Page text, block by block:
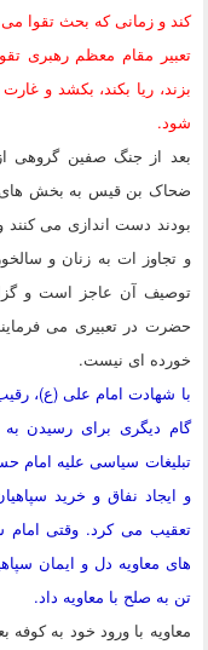
کند و زمانی که بحث تقوا
تعبیر مقام معظم رهبری
بزند، ریا بکند، بکشد و
شود.
بعد از جنگ صفین گروهی
ضحاک بن قیس به بخش های
بودند دست اندازی می
و تجاوز ات به زنان و
توصیف آن عاجز است و
حضرت در تعبیری می
خورده ای نیست.
با شهادت امام علی (ع)،
گام دیگری برای رسیدن
تبلیغات سیاسی علیه امام
و ایجاد نفاق و خرید
تعقیب می کرد. وقتی امام
های معاویه دل و ایمان
تن به صلح با معاویه داد.
معاویه با ورود خود به